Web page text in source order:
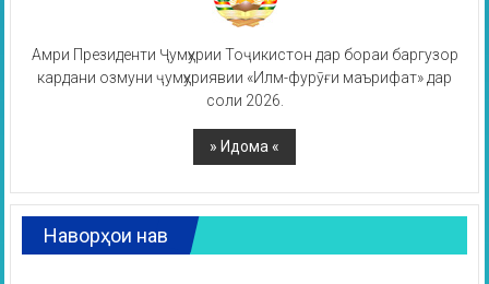
Амри Президенти Ҷумҳурии Тоҷикистон дар бораи баргузор
кардани озмуни ҷумҳуриявии «Илм-фурӯғи маърифат» дар
соли 2026.
Наворҳои нав